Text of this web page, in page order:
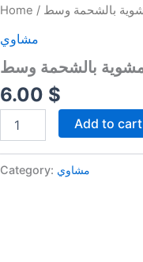
Home /
مشاوي
6.00 $
كبة
بالشحمة
-
Grilled
kebbeh
quantity
Add to cart
Category: مشاوي